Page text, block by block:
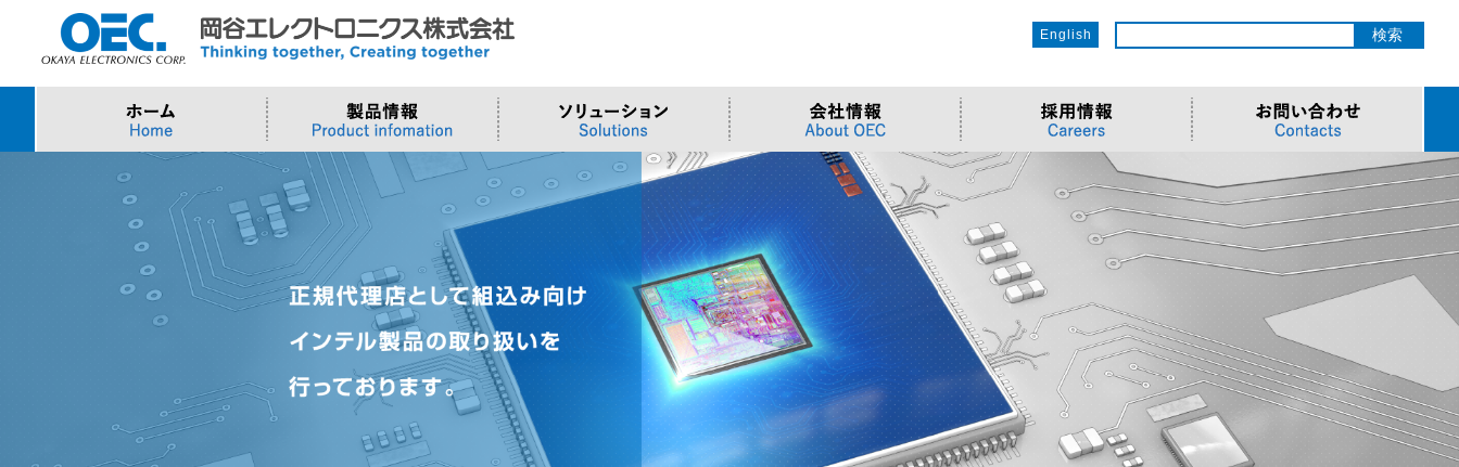
English
>Intel (IoT/Embedded)
>Intel Arc Graphics
ソフトウェア・クラウド
>Microsoft Azure
>Windows IoT
>Trellix
>AMI
システム
>Embeddedシステム
>オンライン資格確認端末
>周辺デバイス
サーバー/ネットワーク
>Supermicro
>液体冷却ソリューション
>DCBBS
>Components
>Semiconductor
>Automotive
>インテル IoTソリューション
>評価開発キット
>LLMソリューション
スマートシティ・DX
>ナガレミル / 人流・交通観測
>OTセキュリティ
>Edgeシリーズ
>Elementシリーズ
>Stellarシリーズ
>ものづくりソリューション
>有償技術サービス
>小型PCソリューション
>カスタムPCソリューション
>台湾ソリューション
>地デジテレビ
>海外電子部品選定
>トップメッセージ >沿革 >拠点一覧
>OECのCSR
>社会への取り組み
>環境への取り組み
>社員との関わり
>その他・採用お問い合わせ >当社向けご提案フォーム